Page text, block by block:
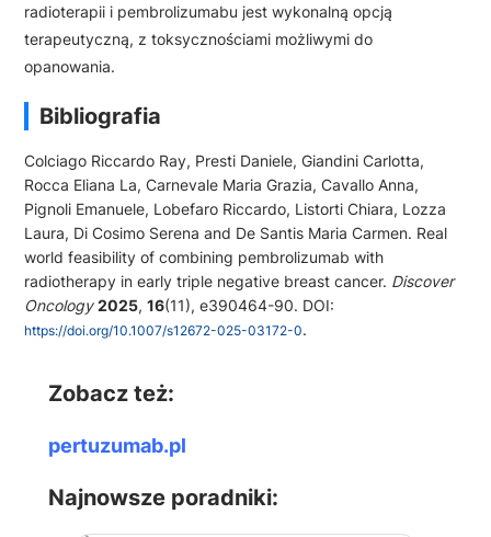
radioterapii i pembrolizumabu jest wykonalną opcją
terapeutyczną, z toksycznościami możliwymi do
opanowania.
Bibliografia
Colciago Riccardo Ray, Presti Daniele, Giandini Carlotta,
Rocca Eliana La, Carnevale Maria Grazia, Cavallo Anna,
Pignoli Emanuele, Lobefaro Riccardo, Listorti Chiara, Lozza
Laura, Di Cosimo Serena and De Santis Maria Carmen. Real
world feasibility of combining pembrolizumab with
radiotherapy in early triple negative breast cancer. Discover
Oncology 2025, 16(11), e390464-90. DOI:
https://doi.org/10.1007/s12672-025-03172-0.
Zobacz też:
pertuzumab.pl
Najnowsze poradniki: